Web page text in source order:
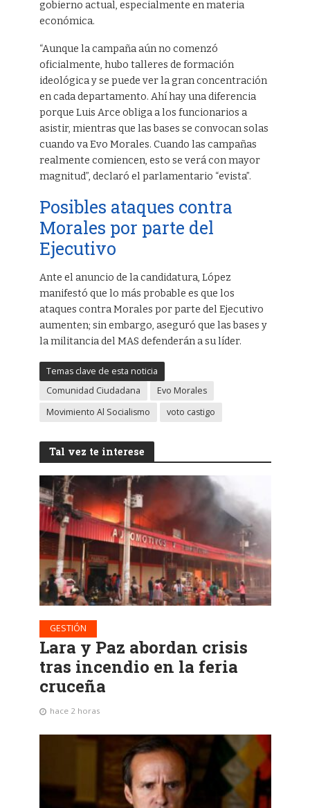
gobierno actual, especialmente en materia
económica.
“Aunque la campaña aún no comenzó
oficialmente, hubo talleres de formación
ideológica y se puede ver la gran concentración
en cada departamento. Ahí hay una diferencia
porque Luis Arce obliga a los funcionarios a
asistir, mientras que las bases se convocan solas
cuando va Evo Morales. Cuando las campañas
realmente comiencen, esto se verá con mayor
magnitud”, declaró el parlamentario “evista”.
Posibles ataques contra
Morales por parte del
Ejecutivo
Ante el anuncio de la candidatura, López
manifestó que lo más probable es que los
ataques contra Morales por parte del Ejecutivo
aumenten; sin embargo, aseguró que las bases y
la militancia del MAS defenderán a su líder.
Temas clave de esta noticia
Comunidad Ciudadana
Evo Morales
Movimiento Al Socialismo
voto castigo
Tal vez te interese
GESTIÓN
Lara y Paz abordan crisis
tras incendio en la feria
cruceña
hace 2 horas